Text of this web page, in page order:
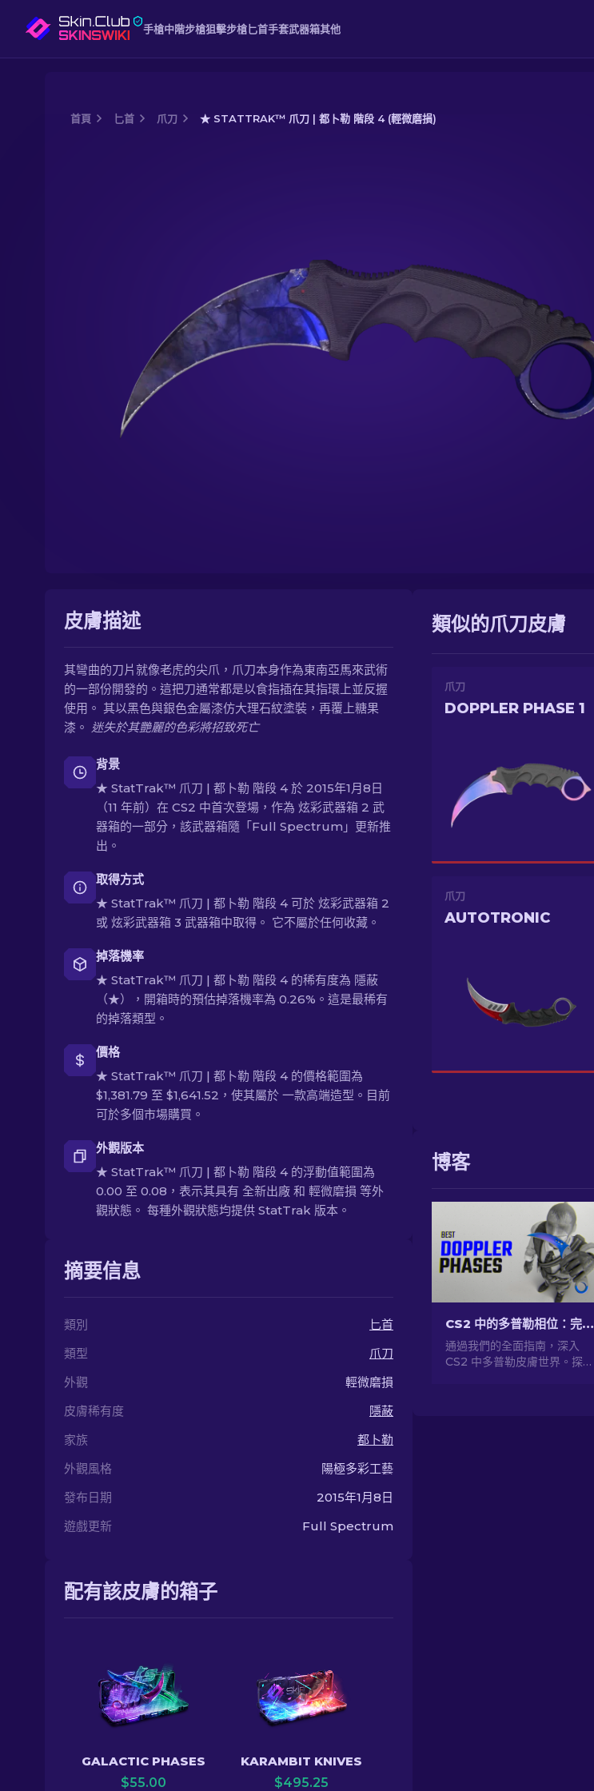
手槍中階步槍狙擊步槍 匕首手套武器箱其他
首頁 匕首 爪刀 ★ STATTRAK™ 爪刀 | 都卜勒 階段 4 (輕微磨損)
皮膚描述
其彎曲的刀片就像老虎的尖爪，爪刀本身作為東南亞馬來武術
的一部份開發的。這把刀通常都是以食指插在其指環上並反握
使用。 其以黑色與銀色金屬漆仿大理石紋塗裝，再覆上糖果
漆。 迷失於其艷麗的色彩將招致死亡
背景
★ StatTrak™ 爪刀 | 都卜勒 階段 4 於 2015年1月8日
（11 年前）在 CS2 中首次登場，作為 炫彩武器箱 2 武
器箱的一部分，該武器箱隨「Full Spectrum」更新推
出。
取得方式
★ StatTrak™ 爪刀 | 都卜勒 階段 4 可於 炫彩武器箱 2
或 炫彩武器箱 3 武器箱中取得。 它不屬於任何收藏。
掉落機率
★ StatTrak™ 爪刀 | 都卜勒 階段 4 的稀有度為 隱蔽
（★），開箱時的預估掉落機率為 0.26%。這是最稀有
的掉落類型。
價格
★ StatTrak™ 爪刀 | 都卜勒 階段 4 的價格範圍為
$1,381.79 至 $1,641.52，使其屬於 一款高端造型。目前
可於多個市場購買。
外觀版本
★ StatTrak™ 爪刀 | 都卜勒 階段 4 的浮動值範圍為
0.00 至 0.08，表示其具有 全新出廠 和 輕微磨損 等外
觀狀態。 每種外觀狀態均提供 StatTrak 版本。
摘要信息
類別
匕首
類型
爪刀
外觀
輕微磨損
皮膚稀有度
隱蔽
家族
都卜勒
外觀風格
陽極多彩工藝
發布日期
2015年1月8日
遊戲更新
Full Spectrum
配有該皮膚的箱子
GALACTIC PHASES
$55.00
KARAMBIT KNIVES
$495.25
類似的爪刀皮膚
爪刀
DOPPLER PHASE 1
爪刀
AUTOTRONIC
博客
CS2 中的多普勒相位：完整指南（刀具和價格）
通過我們的全面指南，深入
CS2 中多普勒皮膚世界。探索